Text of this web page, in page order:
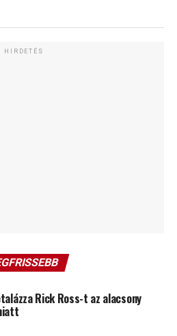
HIRDETÉS
Rick Ross-t az alacsony